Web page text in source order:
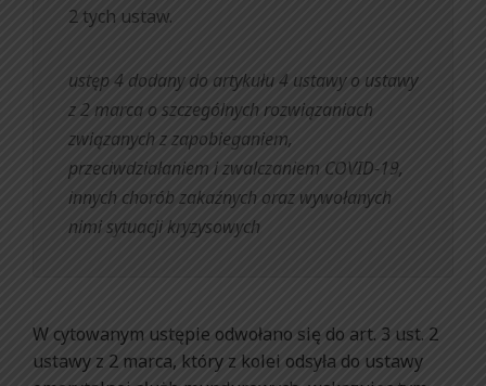
2 tych ustaw.
ustęp 4 dodany do artykułu 4 ustawy o ustawy
z 2 marca o szczególnych rozwiązaniach
związanych z zapobieganiem,
przeciwdziałaniem i zwalczaniem COVID-19,
innych chorób zakaźnych oraz wywołanych
nimi sytuacji kryzysowych
W cytowanym ustępie odwołano się do art. 3 ust. 2
ustawy z 2 marca, który z kolei odsyła do ustawy